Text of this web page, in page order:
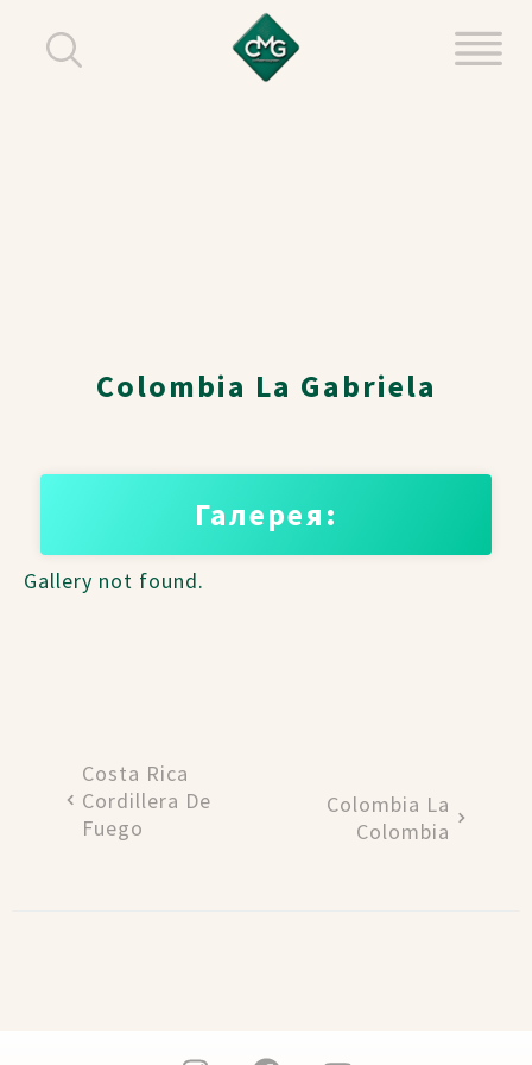
Colombia La Gabriela
Галерея:
Gallery not found.
Costa Rica
Cordillera De
Fuego
Colombia La
Colombia